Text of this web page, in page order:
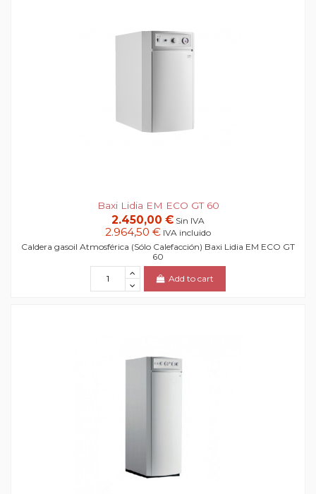
Baxi Lidia EM ECO GT 60
2.450,00 € Sin IVA
2.964,50 € IVA incluido
Caldera gasoil Atmosférica (Sólo Calefacción) Baxi Lidia EM ECO GT
60
Add to cart